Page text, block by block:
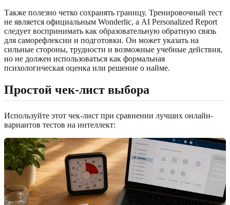
Также полезно четко сохранять границу. Тренировочный тест
не является официальным Wonderlic, а AI Personalized Report
следует воспринимать как образовательную обратную связь
для саморефлексии и подготовки. Он может указать на
сильные стороны, трудности и возможные учебные действия,
но не должен использоваться как формальная
психологическая оценка или решение о найме.
Простой чек-лист выбора
Используйте этот чек-лист при сравнении лучших онлайн-
вариантов тестов на интеллект: